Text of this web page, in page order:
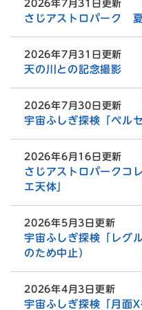
2026年7月31日更新
さじアストロパーク
2026年7月31日更新
天の川との記念撮影
2026年7月30日更新
宇宙ふしぎ探検「ペル
2026年6月16日更新
さじアストロパークコ
エ天体」
2026年5月3日更新
宇宙ふしぎ探検「レグ
のため中止）
2026年4月3日更新
宇宙ふしぎ探検「月面X